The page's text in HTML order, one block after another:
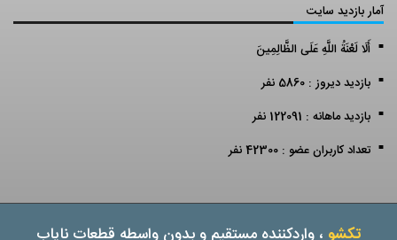
آمار بازدید سایت
أَلَا لَعْنَةُ اللَّهِ عَلَى الظَّالِمِينَ
بازدید دیروز : 5860 نفر
بازدید ماهانه : 122091 نفر
تعداد کاربران عضو : 42300 نفر
تکشو ، واردکننده مستقیم و بدون واسطه قطعات نایاب